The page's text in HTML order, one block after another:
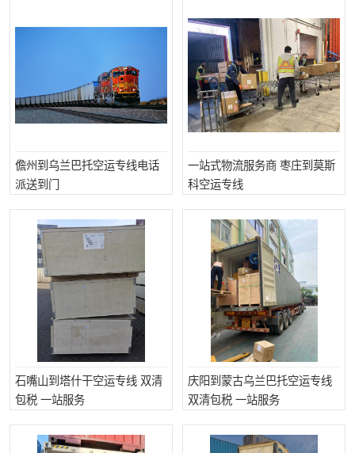
儋州到乌兰巴托空运专线电话
派送到门
一站式物流服务商 枣庄到莫斯
科空运专线
石嘴山到塔什干空运专线 双清
包税 一站服务
庆阳到蒙古乌兰巴托空运专线
双清包税 一站服务